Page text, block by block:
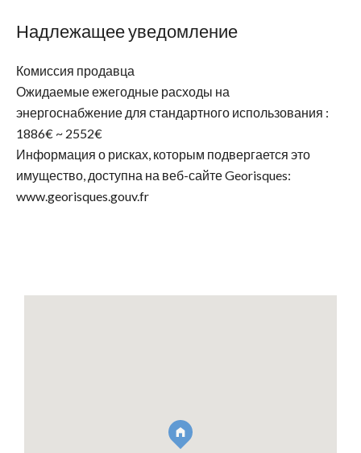
Надлежащее уведомление
Комиссия продавца
Ожидаемые ежегодные расходы на
энергоснабжение для стандартного использования :
1886€ ~ 2552€
Информация о рисках, которым подвергается это
имущество, доступна на веб-сайте Georisques:
www.georisques.gouv.fr